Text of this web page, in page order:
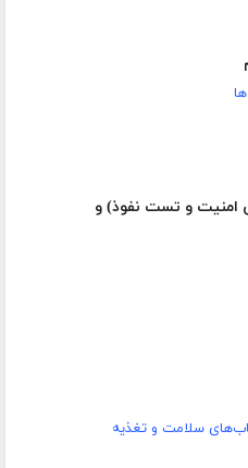
امنیت و تست نفوذ) و
سلامت و تغذیه